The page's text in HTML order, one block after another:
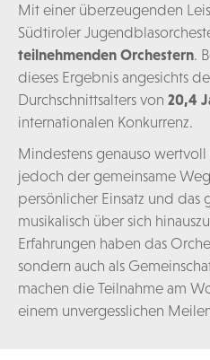
Mit einer überzeugenden
Südtiroler
teilnehmenden Orchestern.
dieses Ergebnis angesichts
Durchschnittsalters von 20,4
internationalen Konkurrenz.
Mindestens genauso
jedoch der gemeinsame
persönlicher Einsatz und das
musikalisch über sich
Erfahrungen haben das
sondern auch als
machen die Teilnahme am
einem unvergesslichen